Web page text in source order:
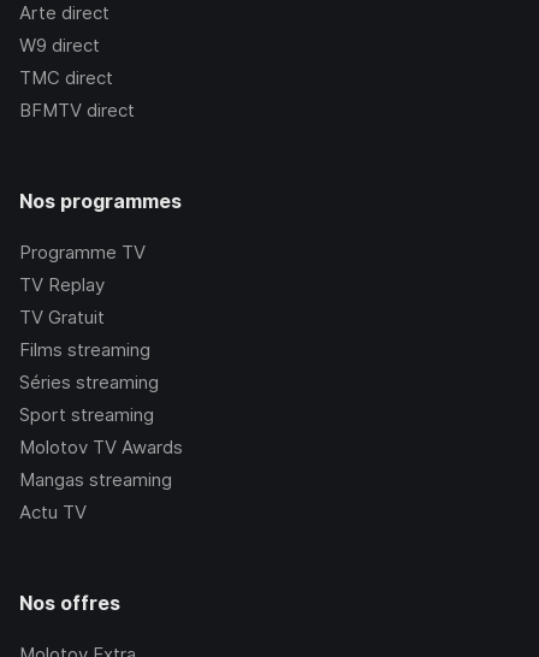
Arte direct
W9 direct
TMC direct
BFMTV direct
Nos programmes
Programme TV
TV Replay
TV Gratuit
Films streaming
Séries streaming
Sport streaming
Molotov TV Awards
Mangas streaming
Actu TV
Nos offres